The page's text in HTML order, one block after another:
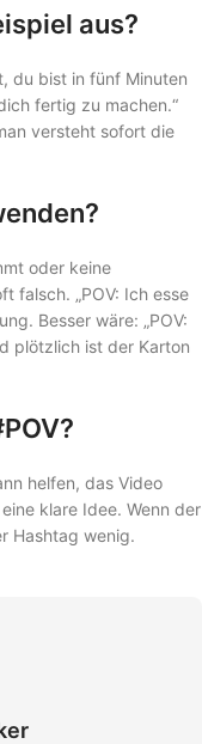
aus?
du bist in fünf Minuten
fertig zu machen.“
versteht sofort die
oder keine
falsch. „POV: Ich esse
Besser wäre: „POV:
plötzlich ist der Karton
helfen, das Video
klare Idee. Wenn der
Hashtag wenig.